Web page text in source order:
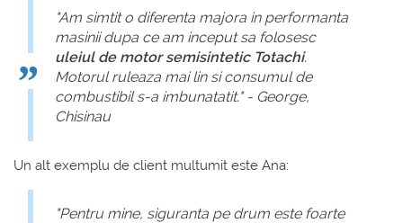
"Am simtit o diferenta majora in performanta
masinii dupa ce am inceput sa folosesc
uleiul de motor semisintetic Totachi.
Motorul ruleaza mai lin si consumul de
combustibil s-a imbunatatit." - George,
Chisinau
Un alt exemplu de client multumit este Ana:
"Pentru mine, siguranta pe drum este foarte